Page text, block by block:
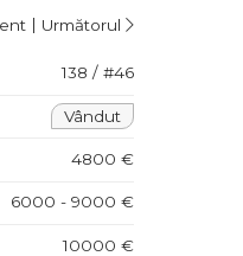
| Următorul
138 / #46
Vândut
4800 €
6000 - 9000 €
10000 €